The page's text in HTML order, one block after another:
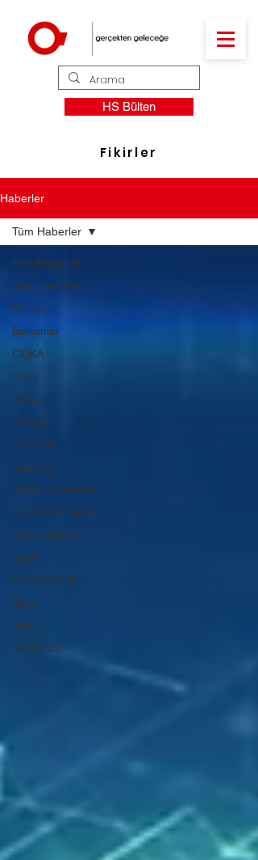
HS Bülten
Fikirler
Haberler
Tüm Haberler
Uydu ve Uzay
Türkiye
Balkanlar
ODKA
Hava
Deniz
Dünya
Teknoloji
Yazarlar
Günün Gündemi
Tarihin Gündemi
Dosya Haber
Kara
Türk Devletleri
Siber
Enerji
Savunma
Tüm Haberler